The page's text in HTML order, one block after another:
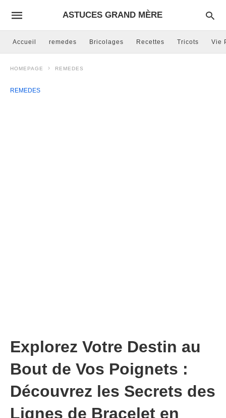
ASTUCES GRAND MÈRE
Accueil remedes Bricolages Recettes Tricots Vie
HOMEPAGE REMEDES
REMEDES
Explorez Votre Destin au
Bout de Vos Poignets :
Découvrez les Secrets des
Lignes de Bracelet en